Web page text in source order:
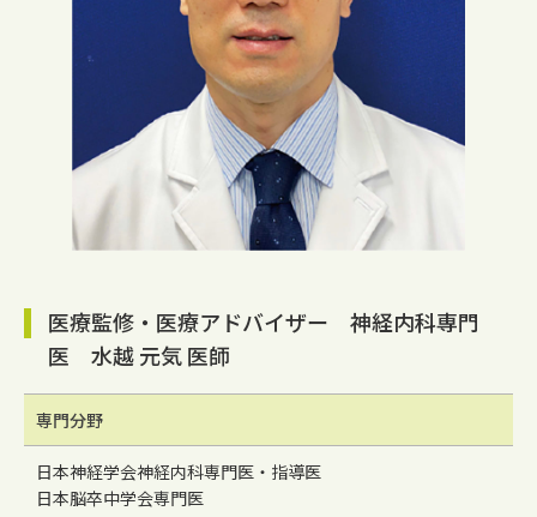
医療監修・医療アドバイザー 神経内科専門
医 水越 元気 医師
専門分野
日本神経学会神経内科専門医・指導医
日本脳卒中学会専門医